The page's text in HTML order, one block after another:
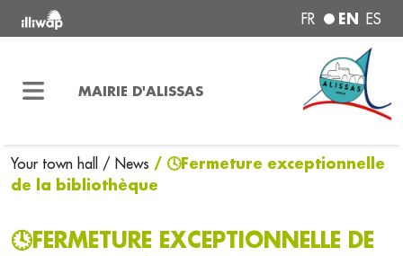
FR EN ES
MAIRIE D'ALISSAS
Your town hall / News / 🕓Fermeture exceptionnelle
de la bibliothèque
🕓FERMETURE EXCEPTIONNELLE DE